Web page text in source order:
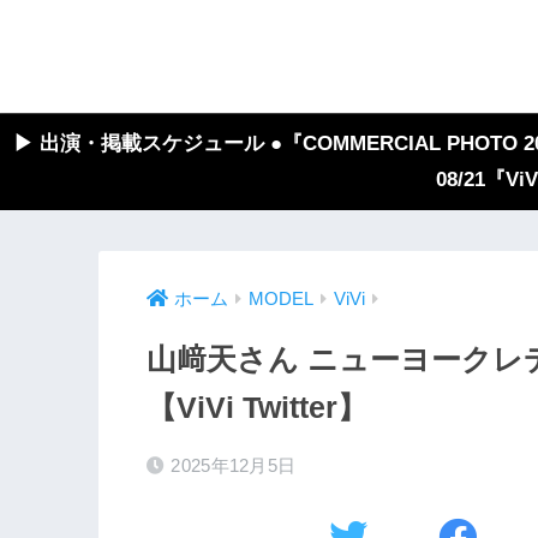
▶︎ 出演・掲載スケジュール ●『COMMERCIAL PHOTO
08/21『
ホーム MODEL ViVi
山﨑天さん ニューヨーク
【ViVi Twitter】
2025年12月5日